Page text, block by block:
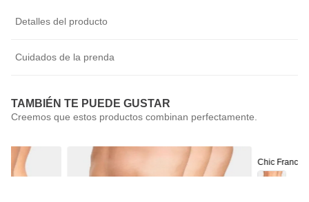
Detalles del producto
Cuidados de la prenda
TAMBIÉN TE PUEDE GUSTAR
Chic France